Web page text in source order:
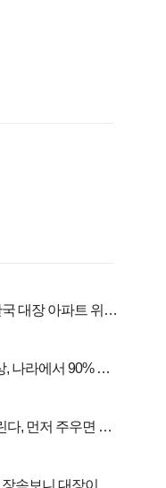
대장 아파트 위치
, 나라에서 90% 갚
다, 먼저 주우면 최
속보니 대장이아